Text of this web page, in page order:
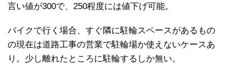
言い値が300で、250程度には値下げ可能。
バイクで行く場合、すぐ隣に駐輪スペースがあるもの
の現在は道路工事の営業で駐輪場か使えないケースあ
り。少し離れたところに駐輪するしか無い。